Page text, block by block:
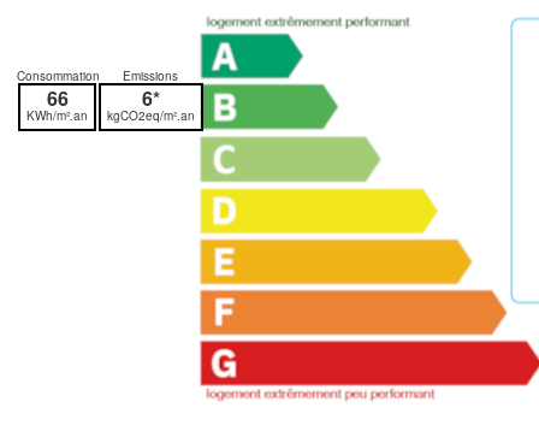
Consommation
66
KWh/m².an
Emissions
6*
kgCO2eq/m².an